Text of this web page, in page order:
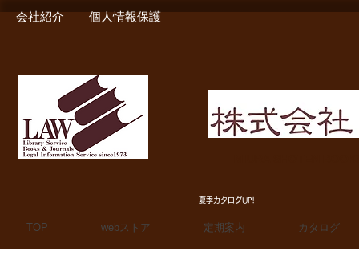
会社紹介 個人情報保護
夏季カタログUP!
TOP webストア 定期案内 カタログ